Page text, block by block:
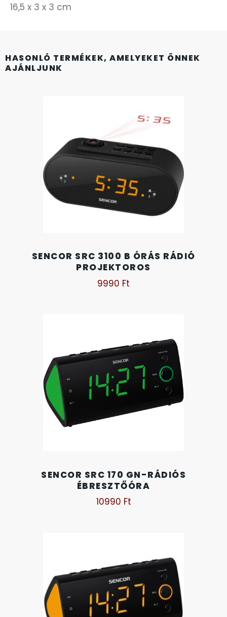
16,5 x 3 x 3 cm
HASONLÓ TERMÉKEK, AMELYEKET ÖNNEK
AJÁNLJUNK
SENCOR SRC 3100 B ÓRÁS RÁDIÓ
PROJEKTOROS
9990 Ft
SENCOR SRC 170 GN-RÁDIÓS
ÉBRESZTŐÓRA
10990 Ft
SERGIO TACCHINI
SZÁMOLÓGÉPEK
TIMESTAR HÁLÓZATI ÉBRESZTŐÓRÁK
ZSOLNAY PORCELÁN